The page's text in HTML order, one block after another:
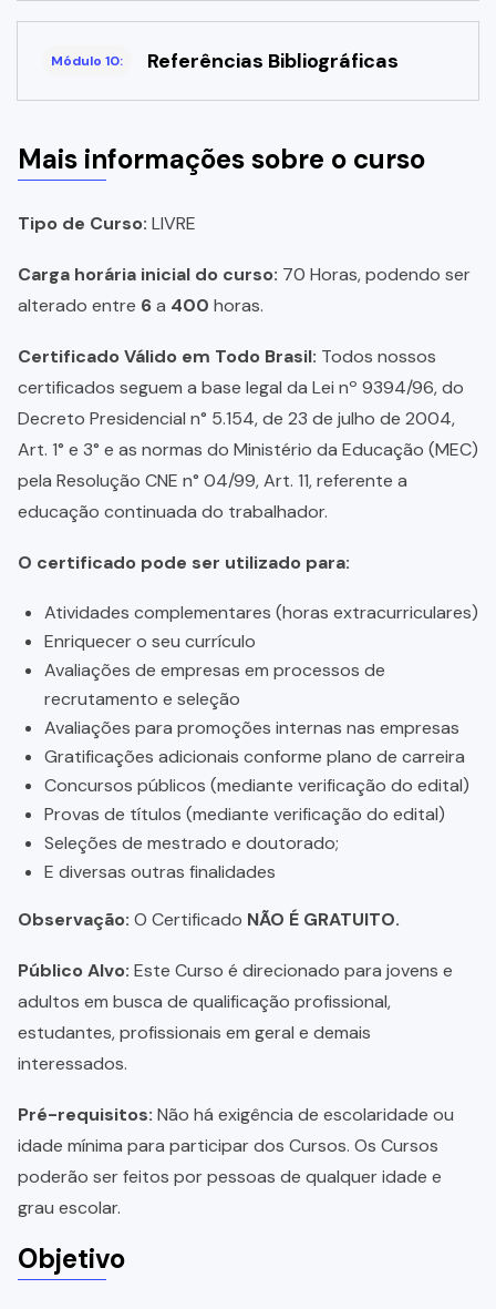
Módulo 10: Referências Bibliográficas
Mais informações sobre o curso
Tipo de Curso: LIVRE
Carga horária inicial do curso: 70 Horas, podendo ser
alterado entre 6a 400 horas.
Certificado Válido em Todo Brasil: Todos nossos
certificados seguem a base legal da Lei nº 9394/96, do
Decreto Presidencial n° 5.154, de 23 de julho de 2004,
Art. 1° e 3° e as normas do Ministério da Educação (MEC)
pela Resolução CNE n° 04/99, Art. 11, referente a
educação continuada do trabalhador.
O certificado pode ser utilizado para:
Atividades complementares (horas extracurriculares)
Enriquecer o seu currículo
Avaliações de empresas em processos de
recrutamento e seleção
Avaliações para promoções internas nas empresas
Gratificações adicionais conforme plano de carreira
Concursos públicos (mediante verificação do edital)
Provas de títulos (mediante verificação do edital)
Seleções de mestrado e doutorado;
E diversas outras finalidades
Observação: O Certificado NÃO É GRATUITO.
Público Alvo: Este Curso é direcionado para jovens e
adultos em busca de qualificação profissional,
estudantes, profissionais em geral e demais
interessados.
Pré-requisitos: Não há exigência de escolaridade ou
idade mínima para participar dos Cursos. Os Cursos
poderão ser feitos por pessoas de qualquer idade e
grau escolar.
Objetivo